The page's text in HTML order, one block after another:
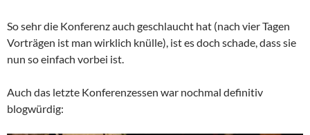
So sehr die Konferenz auch geschlaucht hat (nach vier Tagen
Vorträgen ist man wirklich knülle), ist es doch schade, dass sie
nun so einfach vorbei ist.
Auch das letzte Konferenzessen war nochmal definitiv
blogwürdig: